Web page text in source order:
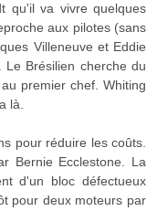
qu'il va vivre quelques
aux pilotes (sans
Villeneuve et Eddie
Brésilien cherche du
premier chef. Whiting
là.
pour réduire les coûts.
Bernie Ecclestone. La
d'un bloc défectueux
pour deux moteurs par